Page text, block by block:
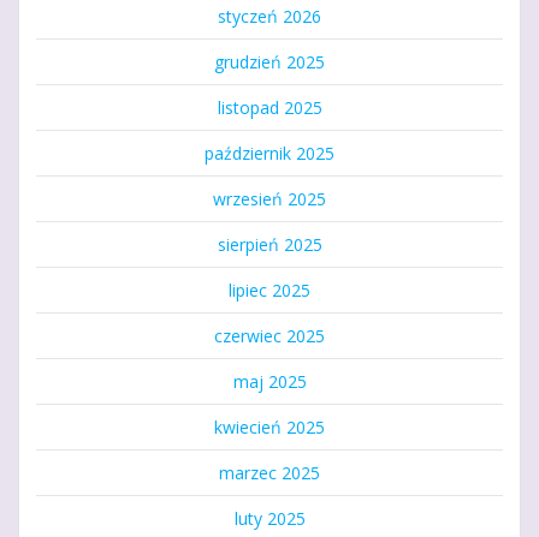
styczeń 2026
grudzień 2025
listopad 2025
październik 2025
wrzesień 2025
sierpień 2025
lipiec 2025
czerwiec 2025
maj 2025
kwiecień 2025
marzec 2025
luty 2025